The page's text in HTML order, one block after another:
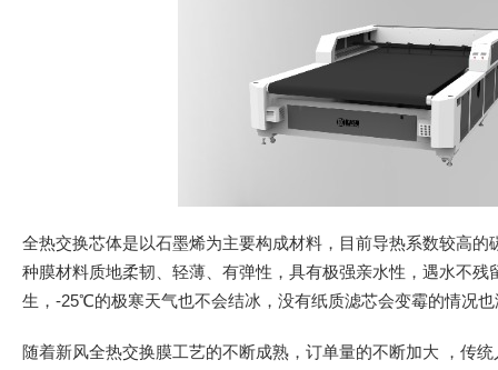
全热交换芯体是以石墨烯为主要构成材料，目前导热系数较高
种膜材料质地柔韧、轻薄、有弹性，具有极强亲水性，遇水不残
生，-25℃的极寒天气也不会结冰，没有纸质滤芯会变霉的情况
随着新风全热交换膜工艺的不断成熟，订单量的不断加大 ，传